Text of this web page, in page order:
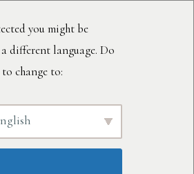
you might be
different language. Do
change to: